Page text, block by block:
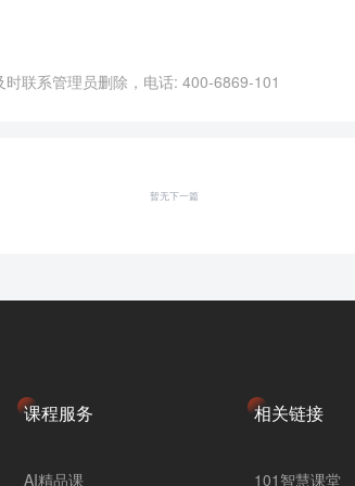
联系管理员删除，电话: 400-6869-101
暂无下一篇
课程服务
AI精品课
相关链接
101智慧课堂